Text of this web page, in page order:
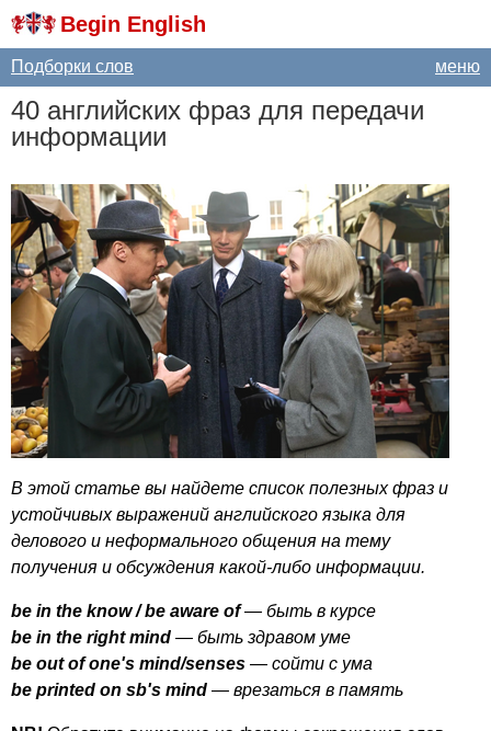
Begin English
меню
Подборки слов
40 английских фраз для передачи
информации
В этой статье вы найдете список полезных фраз и
устойчивых выражений английского языка для
делового и неформального общения на тему
получения и обсуждения какой-либо информации.
be in the know/be aware of— быть в курсе
be in the right mind — быть здравом уме
be out of one's mind/senses — сойти с ума
be printed on sb's mind — врезаться в память